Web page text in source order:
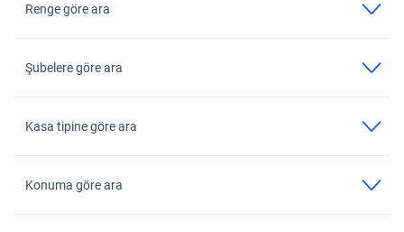
Renge göre ara
Şubelere göre ara
Kasa tipine göre ara
Konuma göre ara